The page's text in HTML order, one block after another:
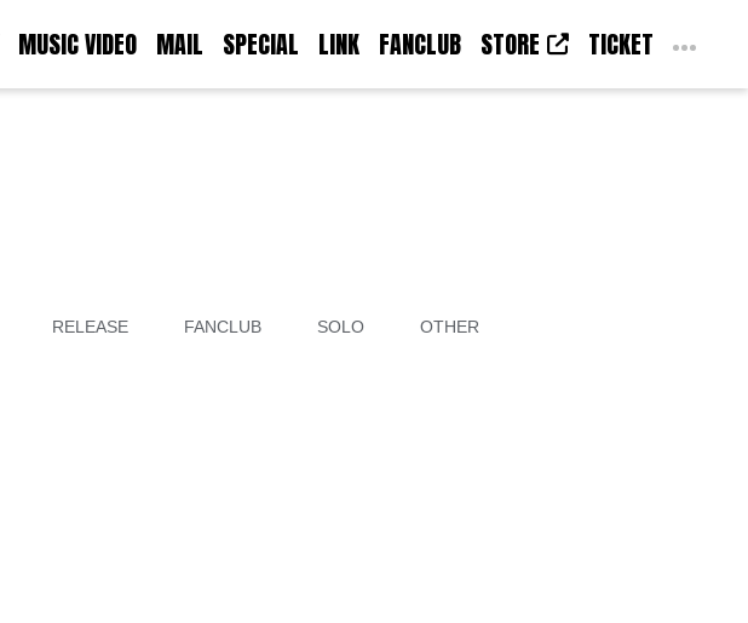
MUSIC VIDEO MAIL SPECIAL LINK FANCLUB STORE TICKET
RELEASE FANCLUB SOLO OTHER